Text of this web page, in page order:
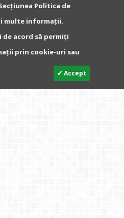
Politica de
multe informații.
de acord să permiți
prin cookie-uri sau
✔ Accept